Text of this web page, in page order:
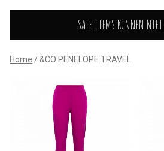
&CO
PENELOPE
TRAVEL
Saminas
SALE ITEMS KUNNEN NIET
Home &CO PENELOPE TRAVEL